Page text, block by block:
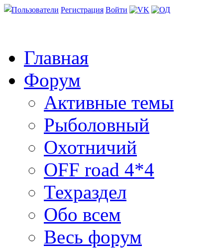
Пользователи Регистрация Войти
Главная
Форум
Активные темы
Рыболовный
Охотничий
OFF road 4*4
Техраздел
Обо всем
Весь форум